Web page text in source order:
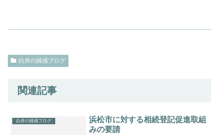
白井の雑感ブログ
関連記事
白井の雑感ブログ
浜松市に対する相続登記促進取組
みの要請